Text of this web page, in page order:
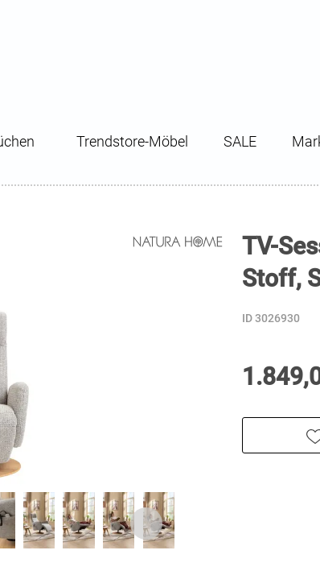
Trendstore-Möbel SALE
TV-
Stoff,
ID 3026930